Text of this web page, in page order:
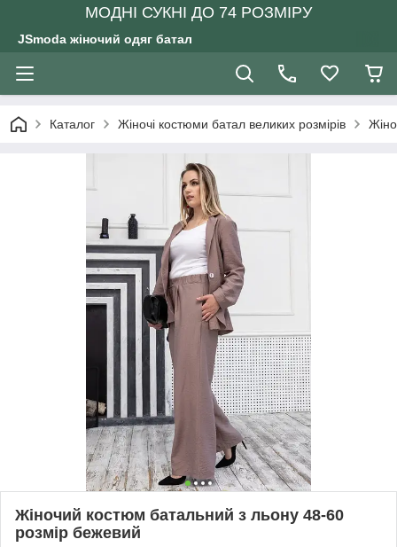
МОДНІ СУКНІ ДО 74 РОЗМІРУ
JSmoda жіночий одяг батал
Каталог Жіночі костюми батал великих розмірів
Жіночий костюм батальний з льону 48-60
розмір бежевий